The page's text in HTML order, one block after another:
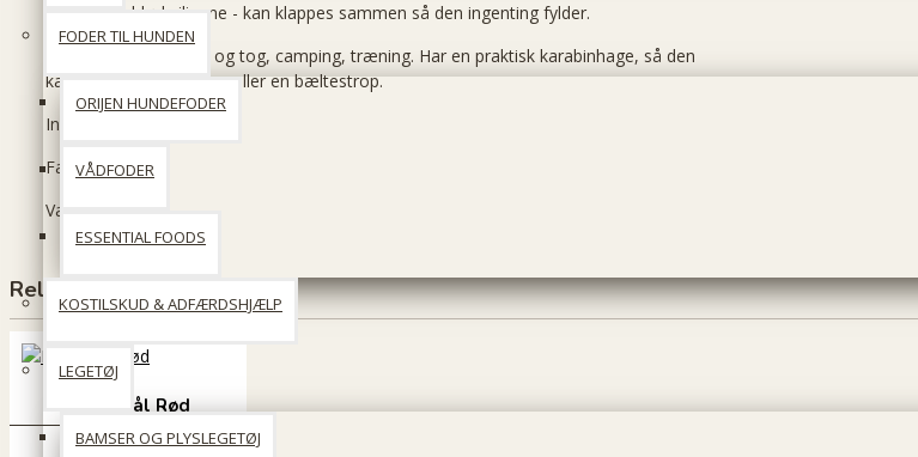
FODER TIL HUNDEN
ORIJEN HUNDEFODER
VÅDFODER
ESSENTIAL FOODS
KOSTILSKUD & ADFÆRDSHJÆLP
LEGETØJ
BAMSER OG PLYSLEGETØJ
Rejseskål i blød silicone - kan klappes sammen så den ingenting fylder.
Praktisk på rejser i bil og tog, camping, træning. Har en praktisk karabinhage, så den
kan fastgøres på tasker eller en bæltestrop.
Indeholder 760 ml.
Farve: Lys grå
Vægt: 85 g.
Relaterede produkter
Rejseskål Rød
55 DKK